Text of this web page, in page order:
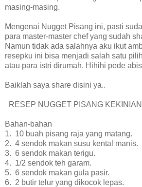
masing-masing.
Mengenai Nugget Pisang ini, pasti
para master-master chef yang sudah
Namun tidak ada salahnya aku ikut
resepku ini bisa menjadi salah satu
atau para istri dirumah. Hihihi pede
Baiklah saya share disini ya..
RESEP NUGGET PISANG KEKINIAN
Bahan-bahan
1. 10 buah pisang raja yang matang.
2. 4 sendok makan susu kental manis.
3. 6 sendok makan terigu.
4. 1/2 sendok teh garam.
5. 6 sendok makan gula pasir.
6. 2 butir telur yang dikocok lepas.